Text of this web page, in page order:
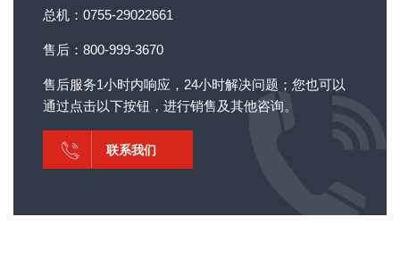
总机：0755-29022661
售后：800-999-3670
售后服务1小时内响应，24小时解决问题；您也可以
通过点击以下按钮，进行销售及其他咨询。
联系我们